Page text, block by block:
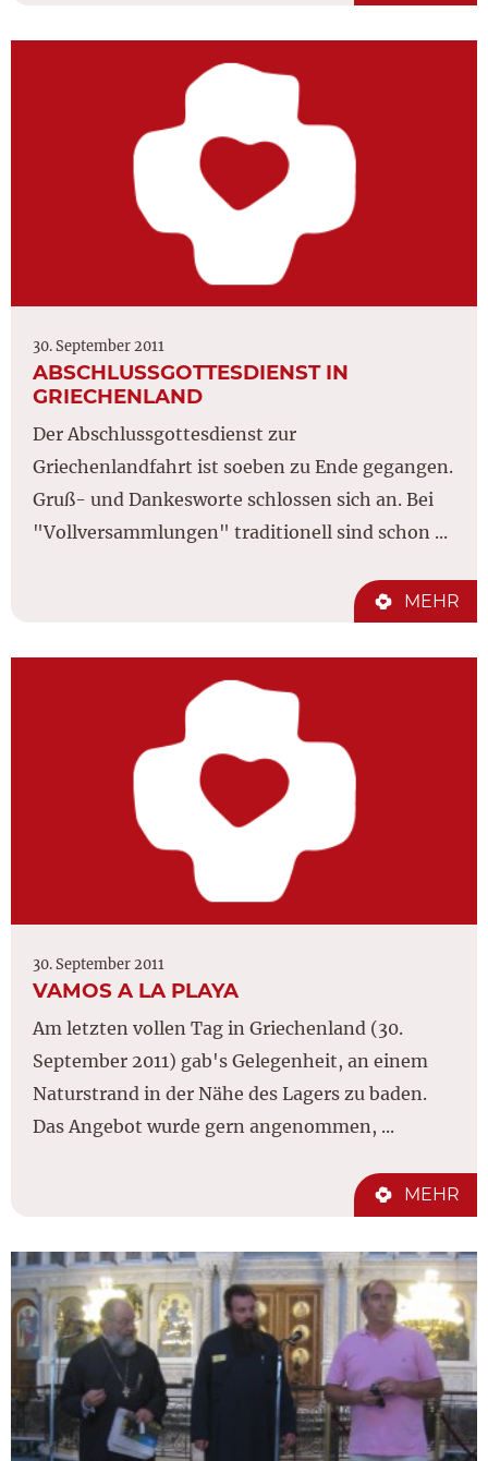
30. September 2011
ABSCHLUSSGOTTESDIENST IN
GRIECHENLAND
Der Abschlussgottesdienst zur
Griechenlandfahrt ist soeben zu Ende gegangen.
Gruß- und Dankesworte schlossen sich an. Bei
"Vollversammlungen" traditionell sind schon ...
MEHR
30. September 2011
VAMOS A LA PLAYA
Am letzten vollen Tag in Griechenland (30.
September 2011) gab's Gelegenheit, an einem
Naturstrand in der Nähe des Lagers zu baden.
Das Angebot wurde gern angenommen, ...
MEHR